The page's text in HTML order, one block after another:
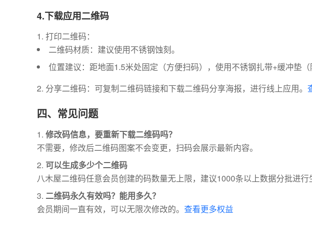
4.下载应用二维码
打印二维码：
二维码材质：建议使用不锈钢蚀刻。
位置建议：距地面1.5米处固定（方便扫码），使用不锈钢扎带+缓冲垫（
分享二维码：可复制二维码链接和下载二维码分享海报，进行线上应用。
四、常见问题
修改码信息，要重新下载二维码吗？
不需要，修改后二维码图案不会变更，扫码会展示最新内容。
可以生成多少个二维码
八木屋二维码任意会员创建的码数量无上限，建议1000条以上数据分批进行
二维码永久有效吗？能用多久？
会员期间一直有效，可以无限次修改的。 查看更多权益